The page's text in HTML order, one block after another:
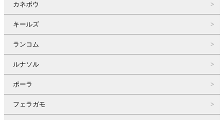
カネボウ
キールズ
ランコム
ルナソル
ポーラ
フェラガモ